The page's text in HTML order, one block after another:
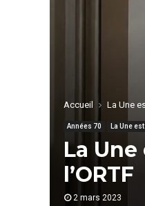
Accueil La Une
Années 70 La Une
La
l’ORTF
2 mars 2023